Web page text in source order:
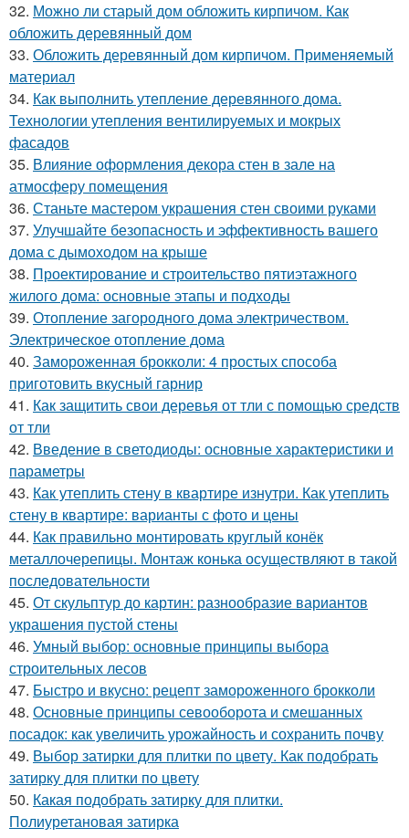
32. Можно ли старый дом обложить кирпичом. Как
обложить деревянный дом
33. Обложить деревянный дом кирпичом. Применяемый
материал
34. Как выполнить утепление деревянного дома.
Технологии утепления вентилируемых и мокрых
фасадов
35. Влияние оформления декора стен в зале на
атмосферу помещения
36. Станьте мастером украшения стен своими руками
37. Улучшайте безопасность и эффективность вашего
дома с дымоходом на крыше
38. Проектирование и строительство пятиэтажного
жилого дома: основные этапы и подходы
39. Отопление загородного дома электричеством.
Электрическое отопление дома
40. Замороженная брокколи: 4 простых способа
приготовить вкусный гарнир
41. Как защитить свои деревья от тли с помощью средств
от тли
42. Введение в светодиоды: основные характеристики и
параметры
43. Как утеплить стену в квартире изнутри. Как утеплить
стену в квартире: варианты с фото и цены
44. Как правильно монтировать круглый конёк
металлочерепицы. Монтаж конька осуществляют в такой
последовательности
45. От скульптур до картин: разнообразие вариантов
украшения пустой стены
46. Умный выбор: основные принципы выбора
строительных лесов
47. Быстро и вкусно: рецепт замороженного брокколи
48. Основные принципы севооборота и смешанных
посадок: как увеличить урожайность и сохранить почву
49. Выбор затирки для плитки по цвету. Как подобрать
затирку для плитки по цвету
50. Какая подобрать затирку для плитки.
Полиуретановая затирка